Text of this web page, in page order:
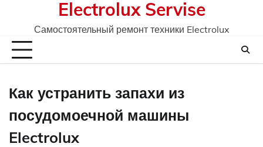
Electrolux Servise
Самостоятельный ремонт техники Electrolux
Как устранить запахи из
посудомоечной машины
Electrolux